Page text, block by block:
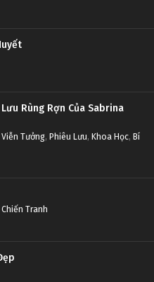
Rùng Rợn Của Sabrina
Viễn Tưởng, Phiêu Lưu, Khoa Học, Bí
Chiến Tranh